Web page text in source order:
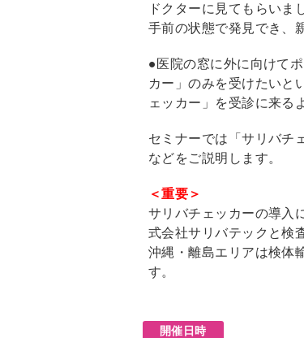
ドクターに見てもらいま
手前の状態で発見でき、
●医院の窓に外に向けて
カー」のみを受けたいと
ェッカー」を受診に来る
セミナーでは「サリバチ
などをご説明します。
＜重要＞
サリバチェッカーの導入
式会社サリバテックと検
沖縄・離島エリアは検体
す。
開催日時